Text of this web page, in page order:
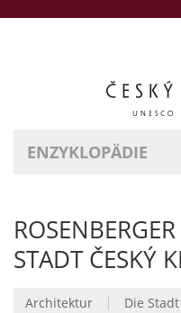
ENZYKLOPÄDIE
STADT ČESKÝ
Architektur | Die